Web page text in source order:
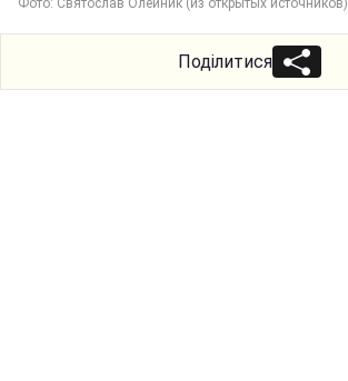
Фото: Святослав Олейник (из открытых источников)
Поділитися